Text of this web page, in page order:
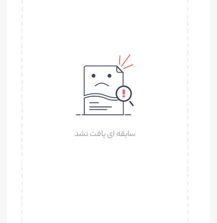
سابقه ای یافت نشد